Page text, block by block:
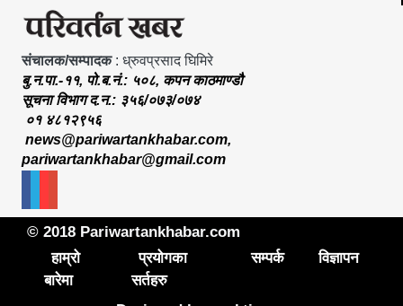
संचालक/सम्पादक: ध्रुवप्रसाद घिमिरे
बु.न.पा.-११, पो.ब.नं.: ५०८, कपन काठमाण्डौ
सूचना विभाग द.न.: ३५६/०७३/०७४
०१ ४८१२९५६
news@pariwartankhabar.com,
pariwartankhabar@gmail.com
© 2018 Pariwartankhabar.com
हाम्रो
बारेमा
प्रयोगका
सर्तहरु
सम्पर्क विज्ञापन